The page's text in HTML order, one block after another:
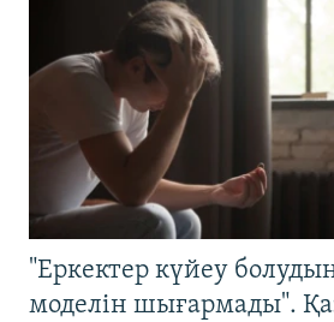
"Еркектер күйеу
моделін шығармады".